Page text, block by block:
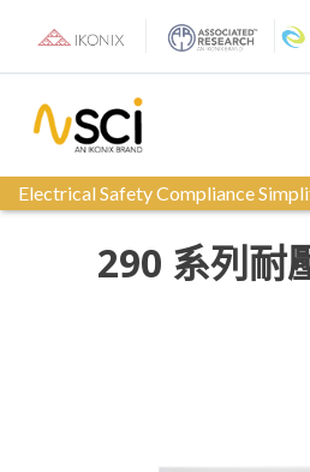
Electrical Safety Compliance
290 系列耐